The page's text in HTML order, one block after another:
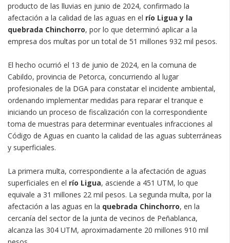
producto de las lluvias en junio de 2024, confirmado la
afectación a la calidad de las aguas en el río Ligua y la
quebrada Chinchorro, por lo que determinó aplicar a la
empresa dos multas por un total de 51 millones 932 mil pesos.
El hecho ocurrió el 13 de junio de 2024, en la comuna de
Cabildo, provincia de Petorca, concurriendo al lugar
profesionales de la DGA para constatar el incidente ambiental,
ordenando implementar medidas para reparar el tranque e
iniciando un proceso de fiscalización con la correspondiente
toma de muestras para determinar eventuales infracciones al
Código de Aguas en cuanto la calidad de las aguas subterráneas
y superficiales.
La primera multa, correspondiente a la afectación de aguas
superficiales en el río Ligua, asciende a 451 UTM, lo que
equivale a 31 millones 22 mil pesos. La segunda multa, por la
afectación a las aguas en la quebrada Chinchorro, en la
cercanía del sector de la junta de vecinos de Peñablanca,
alcanza las 304 UTM, aproximadamente 20 millones 910 mil